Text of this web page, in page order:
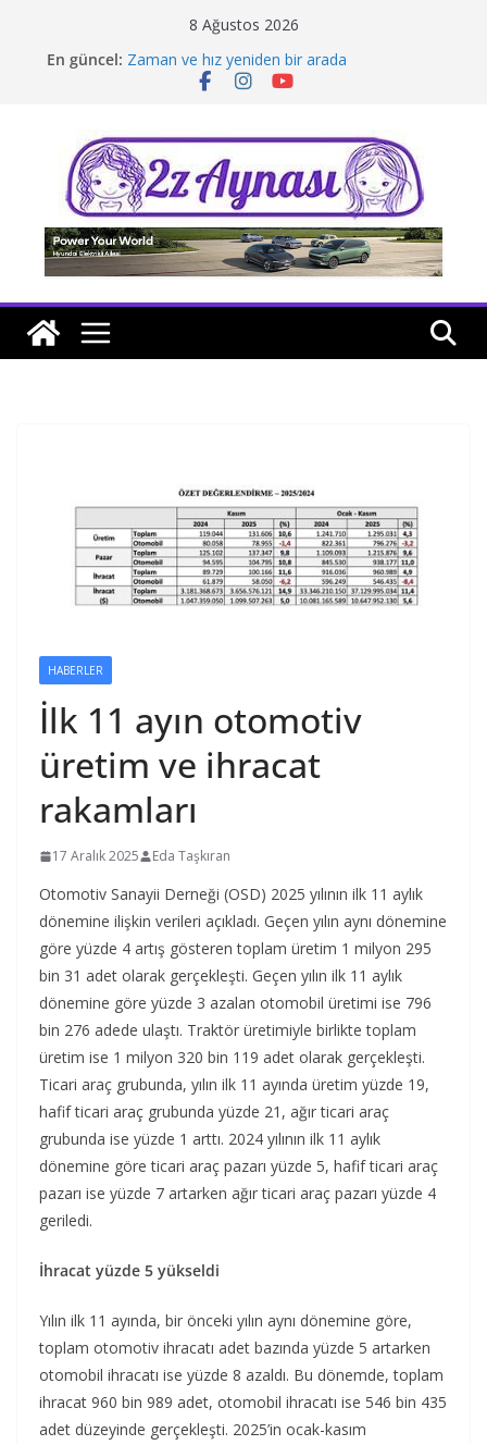
8 Ağustos 2026
En güncel: Zaman ve hız yeniden bir arada
Borusan Next Bodrum’da açıldı
Tatil rotasında test sürüşü
HABERLER
İlk 11 ayın otomotiv
üretim ve ihracat
rakamları
17 Aralık 2025 Eda Taşkıran
Otomotiv Sanayii Derneği (OSD) 2025 yılının ilk 11 aylık
dönemine ilişkin verileri açıkladı. Geçen yılın aynı dönemine
göre yüzde 4 artış gösteren toplam üretim 1 milyon 295
bin 31 adet olarak gerçekleşti. Geçen yılın ilk 11 aylık
dönemine göre yüzde 3 azalan otomobil üretimi ise 796
bin 276 adede ulaştı. Traktör üretimiyle birlikte toplam
üretim ise 1 milyon 320 bin 119 adet olarak gerçekleşti.
Ticari araç grubunda, yılın ilk 11 ayında üretim yüzde 19,
hafif ticari araç grubunda yüzde 21, ağır ticari araç
grubunda ise yüzde 1 arttı. 2024 yılının ilk 11 aylık
dönemine göre ticari araç pazarı yüzde 5, hafif ticari araç
pazarı ise yüzde 7 artarken ağır ticari araç pazarı yüzde 4
geriledi.
İhracat yüzde 5 yükseldi
Yılın ilk 11 ayında, bir önceki yılın aynı dönemine göre,
toplam otomotiv ihracatı adet bazında yüzde 5 artarken
otomobil ihracatı ise yüzde 8 azaldı. Bu dönemde, toplam
ihracat 960 bin 989 adet, otomobil ihracatı ise 546 bin 435
adet düzeyinde gerçekleşti. 2025’in ocak-kasım